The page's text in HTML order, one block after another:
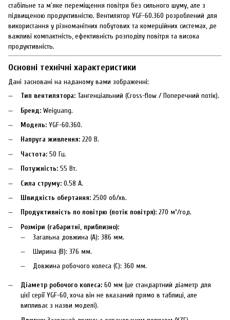
стабільне та м'яке переміщення повітря без сильного шуму, але з
підвищеною продуктивністю. Вентилятор YGF-60.360 розроблений для
використання у різноманітних побутових та комерційних системах, де
важливі компактність, ефективність розподілу повітря та висока
продуктивність.
Основні технічні характеристики
Дані засновані на наданому вами зображенні:
Тип вентилятора: Тангенціальний (Cross-flow / Поперечний потік).
Бренд: Weiguang.
Модель: YGF-60.360.
Напруга живлення: 220 В.
Частота: 50 Гц.
Потужність: 55 Вт.
Сила струму: 0.58 А.
Швидкість обертання: 2500 об/хв.
Продуктивність по повітрю (потік повітря): 270 м³/год.
Розміри (габаритні, приблизно):
Загальна довжина (A): 386 мм.
Ширина (B): 376 мм.
Довжина робочого колеса (C): 360 мм.
Діаметр робочого колеса: 60 мм (це стандартний діаметр для
цієї серії YGF-60, хоча він не вказаний прямо в таблиці, але
випливає з назви моделі).